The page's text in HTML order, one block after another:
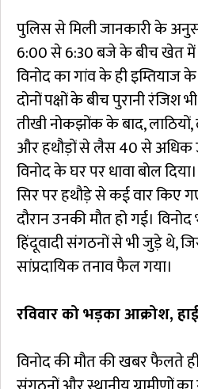
पुलिस से मिली जानकारी के
6:00 से 6:30 बजे के बीच खेत में
विनोद का गांव के ही इम्तियाज
दोनों पक्षों के बीच पुरानी रंजिश
तीखी नोकझोंक के बाद, लाठियों,
और हथौड़ों से लैस 40 से अधिक
विनोद के घर पर धावा बोल
सिर पर हथौड़े से कई वार किए
दौरान उनकी मौत हो गई।
हिंदूवादी संगठनों से भी जुड़े थे,
सांप्रदायिक तनाव फैल गया।
रविवार को भड़का आक्रोश,
विनोद की मौत की खबर फैलते